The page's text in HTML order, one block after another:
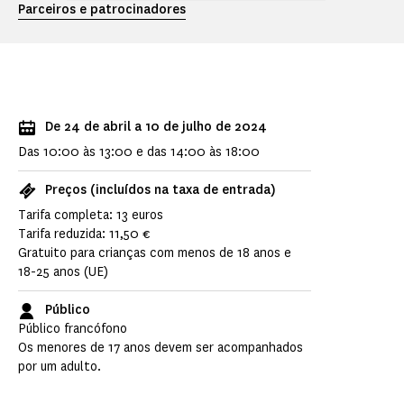
Parceiros e patrocinadores
De 24 de abril a 10 de julho de 2024
Das 10:00 às 13:00 e das 14:00 às 18:00
Preços (incluídos na taxa de entrada)
Tarifa completa: 13 euros
Tarifa reduzida: 11,50 €
Gratuito para crianças com menos de 18 anos e
18-25 anos (UE)
Público
Público francófono
Os menores de 17 anos devem ser acompanhados
por um adulto.